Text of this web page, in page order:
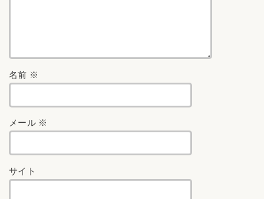
名前 ※
メール ※
サイト